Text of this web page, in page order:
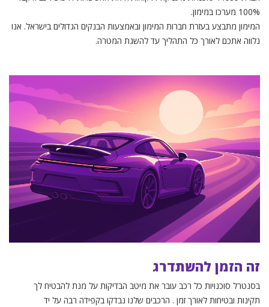
100% מערכו במימון.
המימון מתבצע בעזרת חברות המימון ובאמצעות הבנקים הגדולים בישראל. אנו
נלווה אתכם לאורך כל התהליך עד להשגת המטרה.
זה הזמן להשתדרג
זה הזמן להשתדרג
בסנטרל סוכנויות כל רכב עובר את מיטב הבדיקות על מנת להבטיח לך
תקינות ובטיחות לאורך זמן . הרכבים שלנו נבדקו בקפידה רבה על יד